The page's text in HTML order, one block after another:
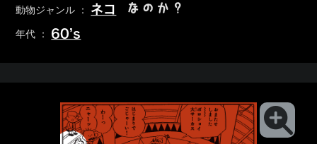
動物ジャンル ： ネコ なのか？
年代 ： 60’s